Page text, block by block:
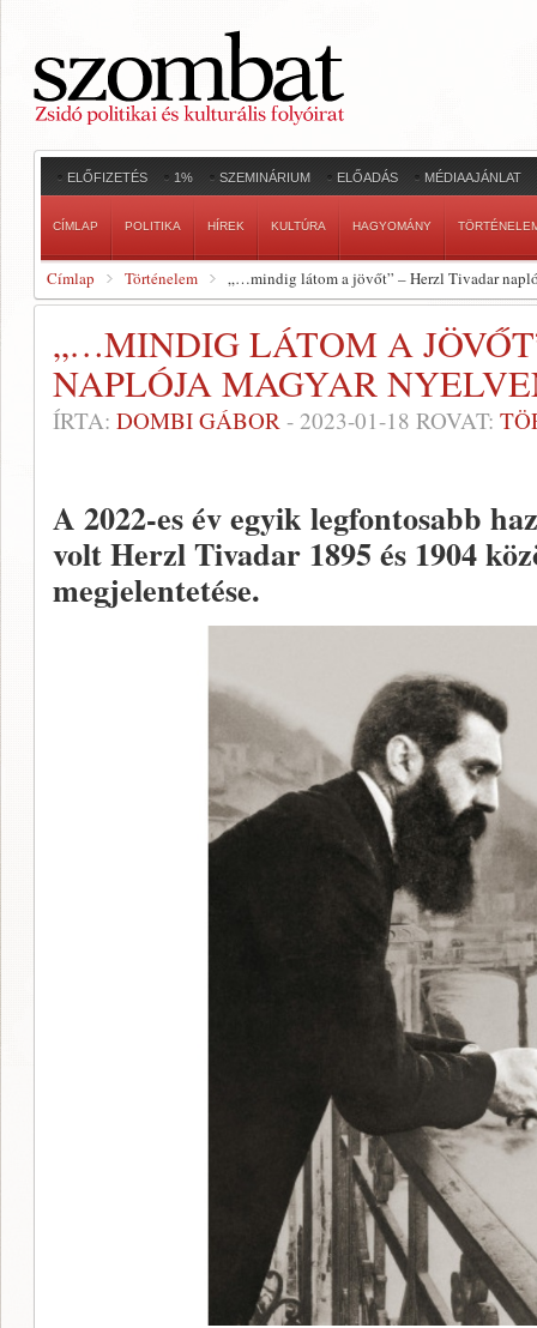
ELŐFIZETÉS 1% SZEMINÁRIUM ELŐADÁS MÉDIAAJÁNLAT
CÍMLAP POLITIKA HÍREK KULTÚRA HAGYOMÁNY
Címlap Történelem „…mindig látom a jövőt” – Herzl Tivadar
„…MINDIG LÁTOM A
NAPLÓJA MAGYAR
ÍRTA: DOMBI GÁBOR - 2023-01-18 ROVAT:
A 2022-es év egyik legfontosabb
volt Herzl Tivadar 1895 és 1904
megjelentetése.